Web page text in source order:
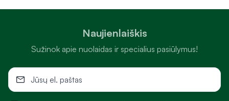
Naujienlaiškis
Sužinok apie nuolaidas ir specialius pasiūlymus!